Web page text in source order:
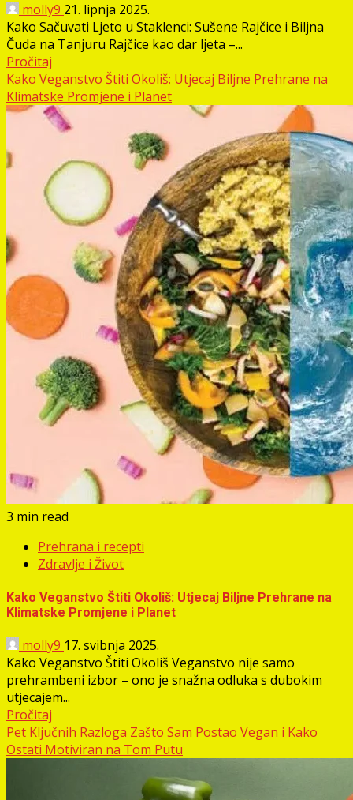
molly9 21. lipnja 2025.
Kako Sačuvati Ljeto u Staklenci: Sušene Rajčice i Biljna
Čuda na Tanjuru Rajčice kao dar ljeta –...
Pročitaj
Kako Veganstvo Štiti Okoliš: Utjecaj Biljne Prehrane na
Klimatske Promjene i Planet
3 min read
Prehrana i recepti
Zdravlje i Život
Kako Veganstvo Štiti Okoliš: Utjecaj Biljne Prehrane na
Klimatske Promjene i Planet
molly9 17. svibnja 2025.
Kako Veganstvo Štiti Okoliš Veganstvo nije samo
prehrambeni izbor – ono je snažna odluka s dubokim
utjecajem...
Pročitaj
Pet Ključnih Razloga Zašto Sam Postao Vegan i Kako
Ostati Motiviran na Tom Putu